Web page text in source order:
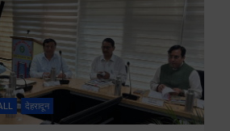
देहरादून